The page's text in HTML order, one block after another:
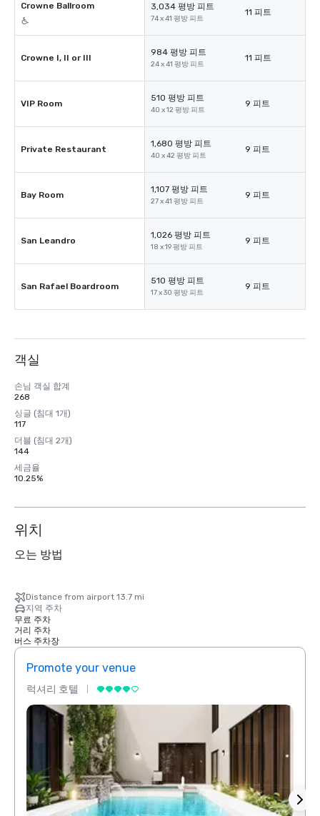
Crowne Ballroom 3,034 평방 피트
74 x 41 평방 피트
11 피트
Crowne I, II or III
984 평방 피트
24 x 41 평방 피트
11 피트
VIP Room
510 평방 피트
40 x 12 평방 피트
9 피트
Private Restaurant
1,680 평방 피트
40 x 42 평방 피트
9 피트
Bay Room
1,107 평방 피트
27 x 41 평방 피트
9 피트
San Leandro
1,026 평방 피트
18 x 19 평방 피트
9 피트
San Rafael Boardroom
510 평방 피트
17 x 30 평방 피트
9 피트
객실
손님 객실 합계
268
싱글 (침대 1개)
117
더블 (침대 2개)
144
세금율
10.25%
위치
오는 방법
Distance from airport 13.7 mi
지역 주차
무료 주차
거리 주차
버스 주차장
Promote your venue
럭셔리 호텔